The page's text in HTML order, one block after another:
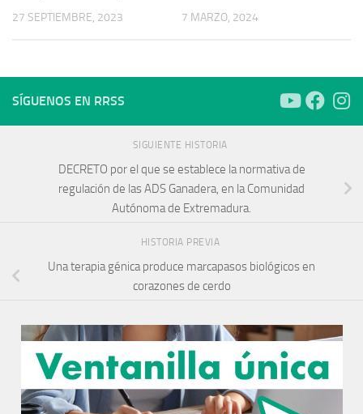
27 SEPTIEMBRE, 2023 7 MARZO, 2024
SÍGUENOS EN RRSS
SIGUIENTE HISTORIA
DECRETO por el que se establece la normativa de
regulación de las ADS Ganadera, en la Comunidad
Autónoma de Extremadura.
HISTORIA PREVIA
Una terapia génica produce marcapasos biológicos en
corazones de cerdo